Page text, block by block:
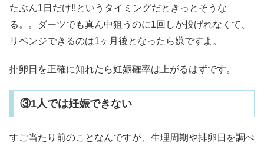
たぶん1日だけ!!というタイミングだときっとそうな
る。。ダーツでも真ん中狙うのに1回しか投げれなくて、
リベンジできるのは1ヶ月後となったら嫌ですよ。
排卵日を正確に知れたら妊娠確率は上がるはずです。
③1人では妊娠できない
すご当たり前のことなんですが、生理周期や排卵日を調べ